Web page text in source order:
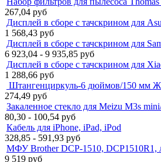
267,04 руб
Дисплей в сборе с тачскрином для
1 568,43 руб
Дисплей в сборе с тачскрином для
6 923,04 - 9 935,85 руб
Дисплей в сборе с тачскрином для
1 288,66 руб
Штангенциркуль-6 дюймов/150 мм
274,49 руб
Закаленное стекло для Meizu M3s
80,30 - 100,54 руб
Кабель для iPhone, iPad, iPod
328,85 - 591,93 руб
МФУ Brother DCP-1510, DCP1510R1,
9 519 руб